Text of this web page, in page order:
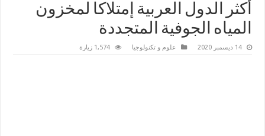
أكثر الدول العربية إمتلاكا لمخزون
المياه الجوفية المتجددة
14 ديسمبر 2020 علوم و تكنولوجيا 1,574 زيارة